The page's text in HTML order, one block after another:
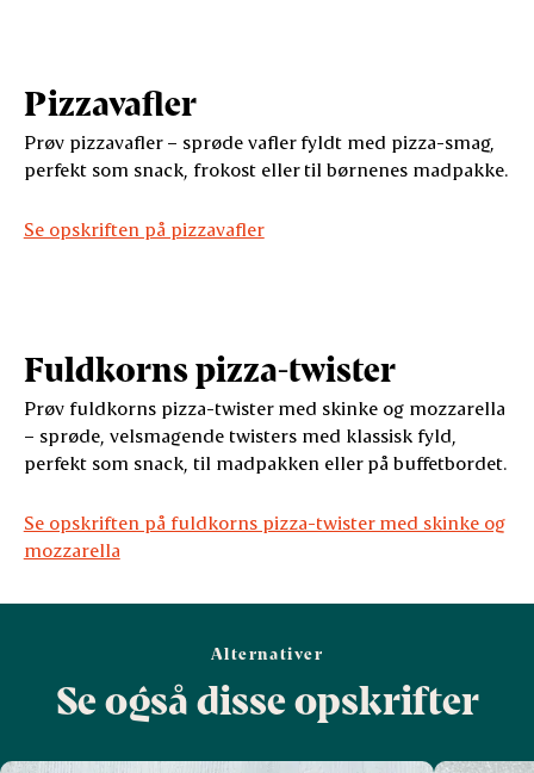
Pizzavafler
Prøv pizzavafler – sprøde vafler fyldt med pizza-smag,
perfekt som snack, frokost eller til børnenes madpakke.
Se opskriften på pizzavafler
Fuldkorns pizza-twister
Prøv fuldkorns pizza-twister med skinke og mozzarella
– sprøde, velsmagende twisters med klassisk fyld,
perfekt som snack, til madpakken eller på buffetbordet.
Se opskriften på fuldkorns pizza-twister med skinke og
mozzarella
Alternativer
Se også disse opskrifter